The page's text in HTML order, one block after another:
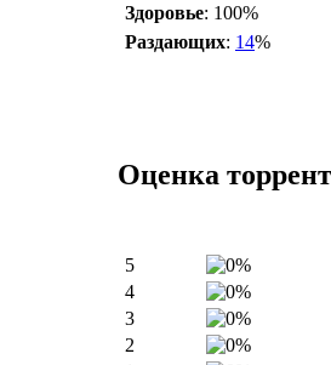
Здоровье: 100%
Раздающих: 14%
Оценка
5
4
3
2